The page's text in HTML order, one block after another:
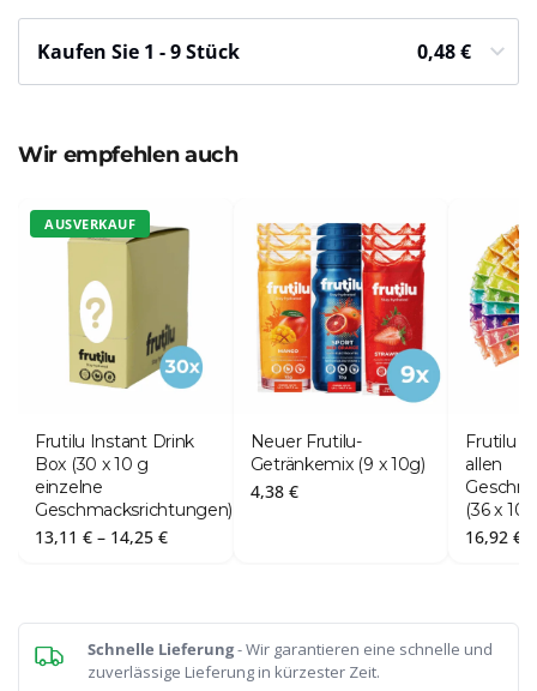
Kaufen Sie 1 - 9 Stück 0,48€
Wir empfehlen auch
AUSVERKAUF
Frutilu Instant Drink
Box (30 x 10 g
einzelne
Geschmacksrichtungen)
13,11 € – 14,25 €Preisspanne:
Neuer Frutilu-
Getränkemix (9 x 10g)
4,38 €
Frutilu
allen
(36 x 10
16,92€
Schnelle Lieferung- Wir garantieren eine schnelle und
zuverlässige Lieferung in kürzester Zeit.